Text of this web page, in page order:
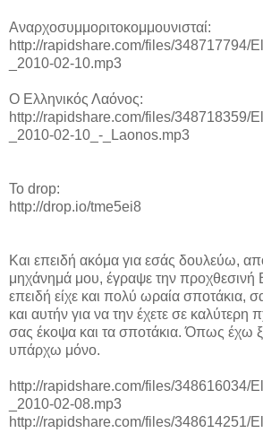
Αναρχοσυμμοριτοκομμουνισταί:
http://rapidshare.com/files/348717794/
_2010-02-10.mp3
Ο Ελληνικός Λαόνος:
http://rapidshare.com/files/348718359/
_2010-02-10_-_Laonos.mp3
To drop:
http://drop.io/tme5ei8
Και επειδή ακόμα για εσάς δουλεύω,
μηχάνημά μου, έγραψε την προχθεσινή
επειδή είχε και πολύ ωραία σποτάκια,
και αυτήν για να την έχετε σε καλύτερη
σας έκοψα και τα σποτάκια. Όπως έχω
υπάρχω μόνο.
http://rapidshare.com/files/348616034/
_2010-02-08.mp3
http://rapidshare.com/files/348614251/